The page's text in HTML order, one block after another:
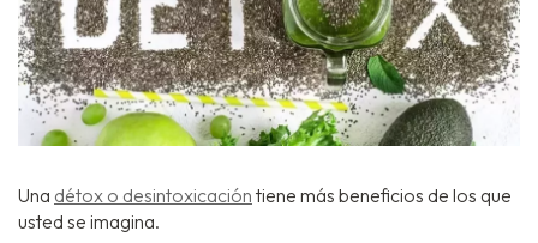
Una détox o desintoxicación tiene más beneficios de los que
usted se imagina.